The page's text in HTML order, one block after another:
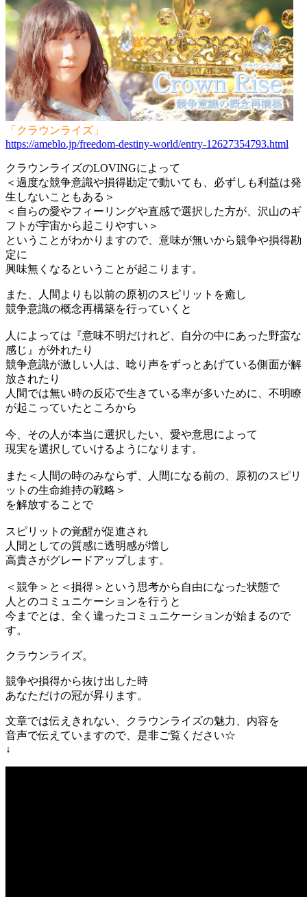
「クラウンライズ」
https://ameblo.jp/freedom-destiny-world/entry-12627354793.html
クラウンライズのLOVINGによって
＜過度な競争意識や損得勘定で動いても、必ずしも利益は発
生しないこともある＞
＜自らの愛やフィーリングや直感で選択した方が、沢山のギ
フトが宇宙から起こりやすい＞
ということがわかりますので、意味が無いから競争や損得勘
定に
興味無くなるということが起こります。
また、人間よりも以前の原初のスピリットを癒し
競争意識の概念再構築を行っていくと
人によっては『意味不明だけれど、自分の中にあった野蛮な
感じ』が外れたり
競争意識が激しい人は、唸り声をずっとあげている側面が解
放されたり
人間では無い時の反応で生きている率が多いために、不明瞭
が起こっていたところから
今、その人が本当に選択したい、愛や意思によって
現実を選択していけるようになります。
また＜人間の時のみならず、人間になる前の、原初のスピリ
ットの生命維持の戦略＞
を解放することで
スピリットの覚醒が促進され
人間としての質感に透明感が増し
高貴さがグレードアップします。
＜競争＞と＜損得＞という思考から自由になった状態で
人とのコミュニケーションを行うと
今までとは、全く違ったコミュニケーションが始まるので
す。
クラウンライズ。
競争や損得から抜け出した時
あなただけの冠が昇ります。
文章では伝えきれない、クラウンライズの魅力、内容を
音声で伝えていますので、是非ご覧ください☆
↓